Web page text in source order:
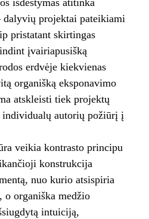
išdėstymas atitinka
dalyvių projektai pateikiami
pristatant skirtingas
įvairiapusišką
erdvėje kiekvienas
organišką eksponavimo
atskleisti tiek projektų
autorių požiūrį į
veikia kontrasto principu
konstrukcija
nuo kurio atsispiria
o organiška medžio
intuiciją,